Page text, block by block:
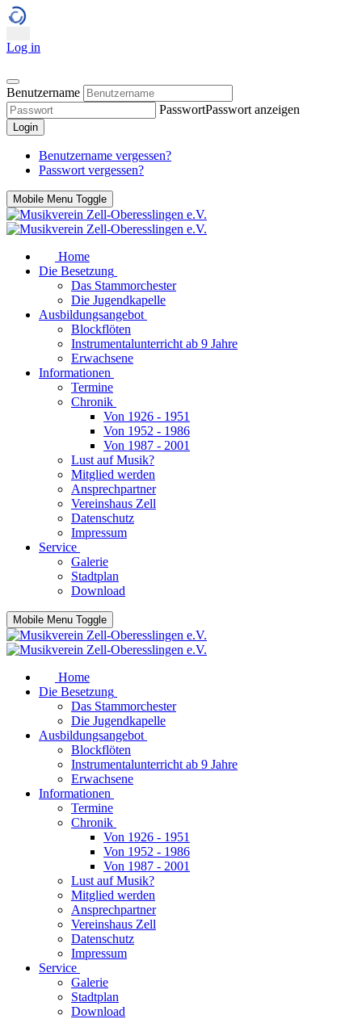
Log in
Benutzername
PasswortPasswort anzeigen
Login
Benutzername vergessen?
Passwort vergessen?
Mobile Menu Toggle
Home
Die Besetzung
Das Stammorchester
Die Jugendkapelle
Ausbildungsangebot
Blockflöten
Instrumentalunterricht ab 9 Jahre
Erwachsene
Informationen
Termine
Chronik
Von 1926 - 1951
Von 1952 - 1986
Von 1987 - 2001
Lust auf Musik?
Mitglied werden
Ansprechpartner
Vereinshaus Zell
Datenschutz
Impressum
Service
Galerie
Stadtplan
Download
Mobile Menu Toggle
Home
Die Besetzung
Das Stammorchester
Die Jugendkapelle
Ausbildungsangebot
Blockflöten
Instrumentalunterricht ab 9 Jahre
Erwachsene
Informationen
Termine
Chronik
Von 1926 - 1951
Von 1952 - 1986
Von 1987 - 2001
Lust auf Musik?
Mitglied werden
Ansprechpartner
Vereinshaus Zell
Datenschutz
Impressum
Service
Galerie
Stadtplan
Download